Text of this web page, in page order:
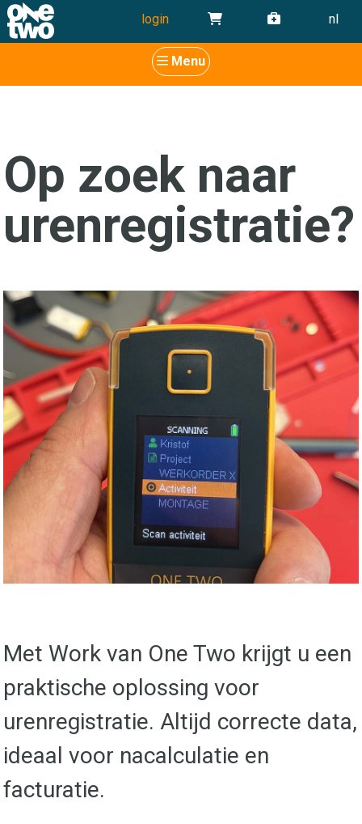
login nl
Menu
Op zoek naar
urenregistratie?
Met Work van One Two krijgt u een
praktische oplossing voor
urenregistratie. Altijd correcte data,
ideaal voor nacalculatie en
facturatie.